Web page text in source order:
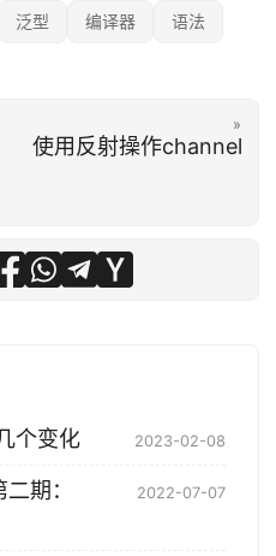
泛型 编译器 语法
»
使用反射操作channel
个变化 2023-02-08
期：
2022-07-07